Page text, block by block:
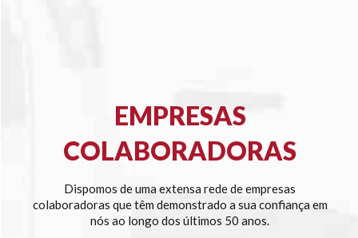
EMPRESAS
COLABORADORAS
Dispomos de uma extensa rede de empresas
colaboradoras que têm demonstrado a sua confiança em
nós ao longo dos últimos 50 anos.